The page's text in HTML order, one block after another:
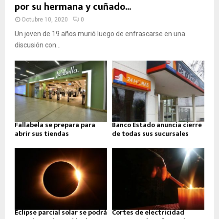
n
t
r
a
d
a
s
por su hermana y cuñado...
Octubre 10, 2020 0
Un joven de 19 años murió luego de enfrascarse en una
discusión con...
Fallabela se prepara para
abrir sus tiendas
Banco Estado anuncia cierre
de todas sus sucursales
Eclipse parcial solar se podrá Cortes de electricidad